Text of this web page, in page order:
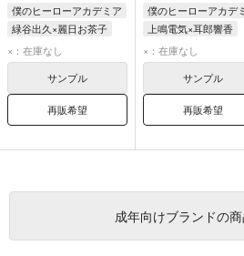
僕のヒーローアカデミア
緑谷出久×麗日お茶子
麗日お茶子
×：在庫なし
サンプル
再販希望
僕のヒーローアカデ
上鳴電気×耳郎響香
耳郎響香
×：在庫なし
サンプル
再販希望
成年向けブランドの